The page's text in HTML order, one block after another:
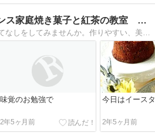
おもてなしのフランス家庭焼き菓子と紅茶の教室 プチ・タ・プチ
味覚のお勉強で
2年5ヶ月前
今日はイース
2年5ヶ月前